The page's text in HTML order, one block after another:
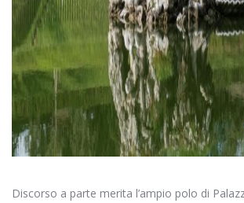
Discorso a parte merita l’ampio polo di